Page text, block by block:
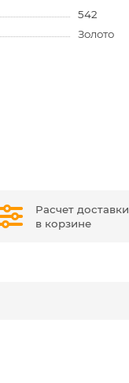
542
Золото
Расчет доставки
в корзине